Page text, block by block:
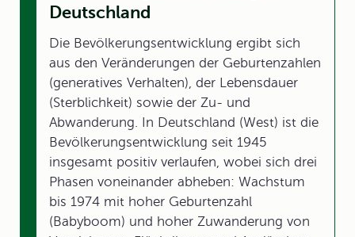
Deutschland
Die Bevölkerungsentwicklung ergibt sich
aus den Veränderungen der Geburtenzahlen
(generatives Verhalten), der Lebensdauer
(Sterblichkeit) sowie der Zu- und
Abwanderung. In Deutschland (West) ist die
Bevölkerungsentwicklung seit 1945
insgesamt positiv verlaufen, wobei sich drei
Phasen voneinander abheben: Wachstum
bis 1974 mit hoher Geburtenzahl
(Babyboom) und hoher Zuwanderung von